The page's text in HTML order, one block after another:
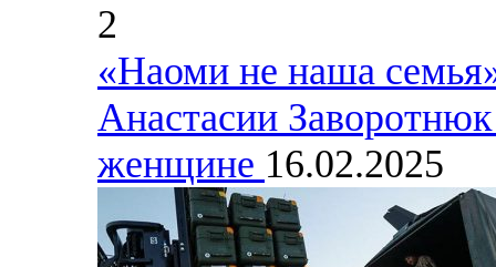
2
«Наоми не наша
Анастасии
женщине 16.02.2025